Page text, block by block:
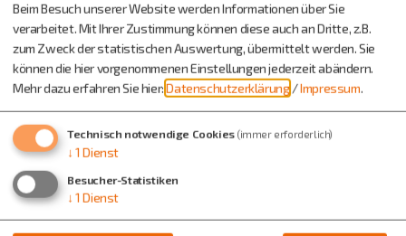
Herr Felix Zacherl
Limesstraße 5
93336 Laimerstadt
0176 44465681
Beim Besuch unserer Website werden Informationen über Sie
verarbeitet. Mit Ihrer Zustimmung können diese auch an Dritte, z.B.
zum Zweck der statistischen Auswertung, übermittelt werden. Sie
können die hier vorgenommenen Einstellungen jederzeit abändern.
Mehr dazu erfahren Sie hier:Datenschutzerklärung /Impressum.
Technisch notwendige Cookies (immer erforderlich)
↓ 1 Dienst
Besucher-Statistiken
↓ 1 Dienst